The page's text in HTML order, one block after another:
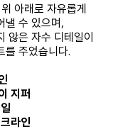
아래로 자유롭게
낼 수 있으며,
않은 자수 디테일이
를 주었습니다.
지퍼
라인